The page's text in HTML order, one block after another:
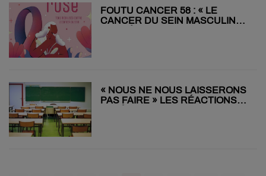
FOUTU CANCER 58 : « LE
CANCER DU SEIN MASCULIN
« NOUS NE NOUS LAISSERONS
PAS FAIRE » LES RÉACTIONS